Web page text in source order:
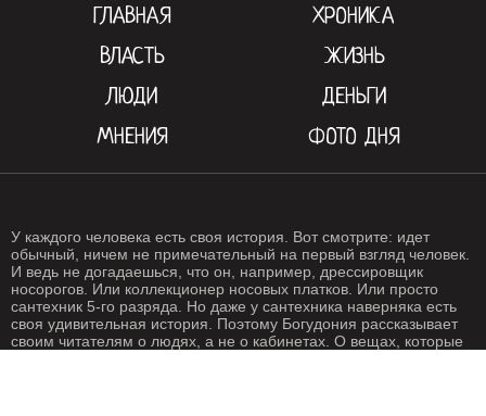
ГЛАВНАЯ
ХРОНИКА
ВЛАСТЬ
ЖИЗНЬ
ЛЮДИ
ДЕНЬГИ
МНЕНИЯ
ФОТО ДНЯ
У каждого человека есть своя история. Вот смотрите: идет
обычный, ничем не примечательный на первый взгляд человек.
И ведь не догадаешься, что он, например, дрессировщик
носорогов. Или коллекционер носовых платков. Или просто
сантехник 5-го разряда. Но даже у сантехника наверняка есть
своя удивительная история. Поэтому Богудония рассказывает
своим читателям о людях, а не о кабинетах. О вещах, которые